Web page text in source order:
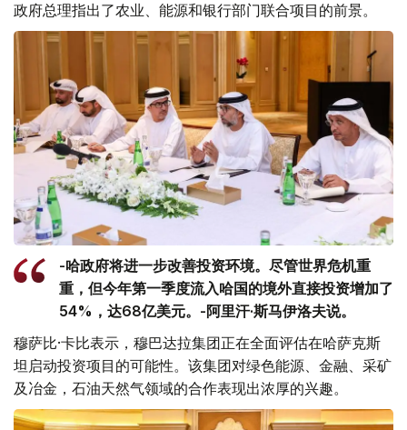
政府总理指出了农业、能源和银行部门联合项目的前景。
-哈政府将进一步改善投资环境。尽管世界危机重
重，但今年第一季度流入哈国的境外直接投资增加了
54%，达68亿美元。-阿里汗·斯马伊洛夫说。
穆萨比·卡比表示，穆巴达拉集团正在全面评估在哈萨克斯
坦启动投资项目的可能性。该集团对绿色能源、金融、采矿
及冶金，石油天然气领域的合作表现出浓厚的兴趣。